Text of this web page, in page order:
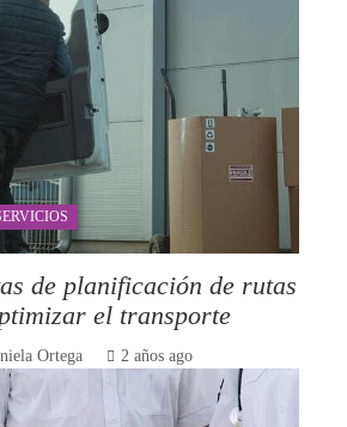
de planificación de rutas
el transporte
Ortega 2 años ago